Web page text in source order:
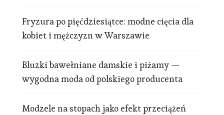
Fryzura po pięćdziesiątce: modne cięcia dla
kobiet i mężczyzn w Warszawie
Bluzki bawełniane damskie i piżamy —
wygodna moda od polskiego producenta
Modzele na stopach jako efekt przeciążeń